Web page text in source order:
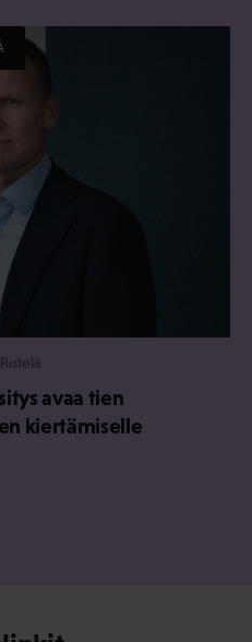
avaa tien
kiertämiselle